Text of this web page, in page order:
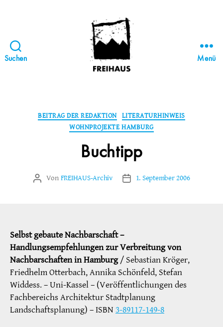
Suchen
STATTBAU
HAMBURG
Menü
Kategorien
BEITRAG DER REDAKTION
LITERATURHINWEIS
WOHNPROJEKTE HAMBURG
Buchtipp
Beitragsautor
Von FREIHAUS-Archiv Veröffentlichungsdatum
1. September 2006
Selbst gebaute Nachbarschaft –
Handlungsempfehlungen zur Verbreitung von
Nachbarschaften in Hamburg/ Sebastian Kröger,
Friedhelm Otterbach, Annika Schönfeld, Stefan
Widdess. – Uni-Kassel – (Veröffentlichungen des
Fachbereichs Architektur Stadtplanung
Landschaftsplanung) – ISBN 3-89117-149-8